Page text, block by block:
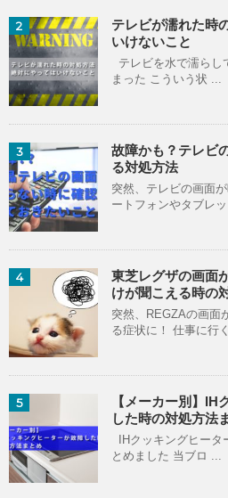
2
テレビが濡れた時
いけないこと
テレビを水で濡らし
まった こういう状 ...
3
故障かも？テレビ
る対処方法
突然、テレビの画面
ートフォンやタブレ
4
東芝レグザの画面
けが聞こえる時の
突然、REGZAの画面
る症状に！ 仕事に行
5
【メーカー別】IH
した時の対処方法
IHクッキングヒータ
とめました 当ブロ ...